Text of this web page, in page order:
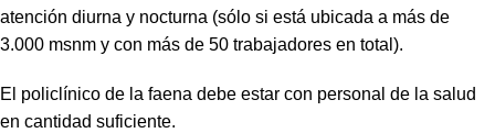
atención diurna y nocturna (sólo si está ubicada a más de
3.000 msnm y con más de 50 trabajadores en total).
El policlínico de la faena debe estar con personal de la salud
en cantidad suficiente.